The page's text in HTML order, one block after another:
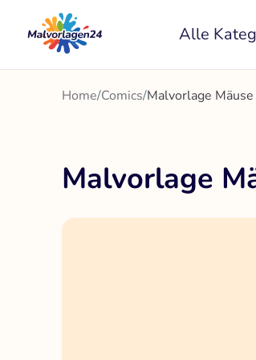
Inhalt
springen
Alle
Home/Comics/Malvorlage
Malvorlage